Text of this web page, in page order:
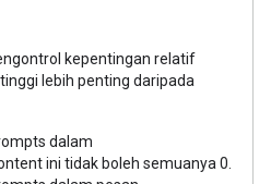
kepentingan relatif
lebih penting daripada
dalam
ini tidak boleh semuanya 0.